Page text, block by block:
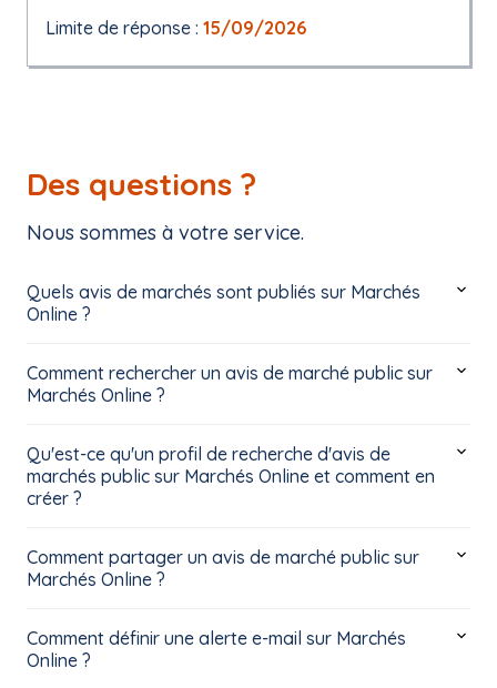
Limite de réponse : 15/09/2026
Des questions ?
Nous sommes à votre service.
Quels avis de marchés sont publiés sur Marchés
Online ?
Comment rechercher un avis de marché public sur
Marchés Online ?
Qu'est-ce qu'un profil de recherche d'avis de
marchés public sur Marchés Online et comment en
créer ?
Comment partager un avis de marché public sur
Marchés Online ?
Comment définir une alerte e-mail sur Marchés
Online ?